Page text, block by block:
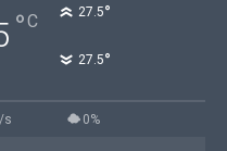
°C 27.5°
27.5°
s 0%